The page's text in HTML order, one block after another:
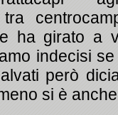
tra
ha girato a
indecisi
però
si è